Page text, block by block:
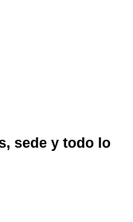
sede y todo lo